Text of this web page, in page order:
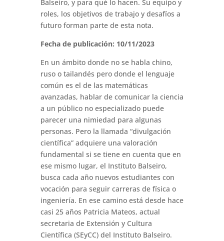
Balseiro, y para qué lo hacen. Su equipo y
roles, los objetivos de trabajo y desafíos a
futuro forman parte de esta nota.
Fecha de publicación: 10/11/2023
En un ámbito donde no se habla chino,
ruso o tailandés pero donde el lenguaje
común es el de las matemáticas
avanzadas, hablar de comunicar la ciencia
a un público no especializado puede
parecer una nimiedad para algunas
personas. Pero la llamada “divulgación
científica” adquiere una valoración
fundamental si se tiene en cuenta que en
ese mismo lugar, el Instituto Balseiro,
busca cada año nuevos estudiantes con
vocación para seguir carreras de física o
ingeniería. En ese camino está desde hace
casi 25 años Patricia Mateos, actual
secretaria de Extensión y Cultura
Científica (SEyCC) del Instituto Balseiro.